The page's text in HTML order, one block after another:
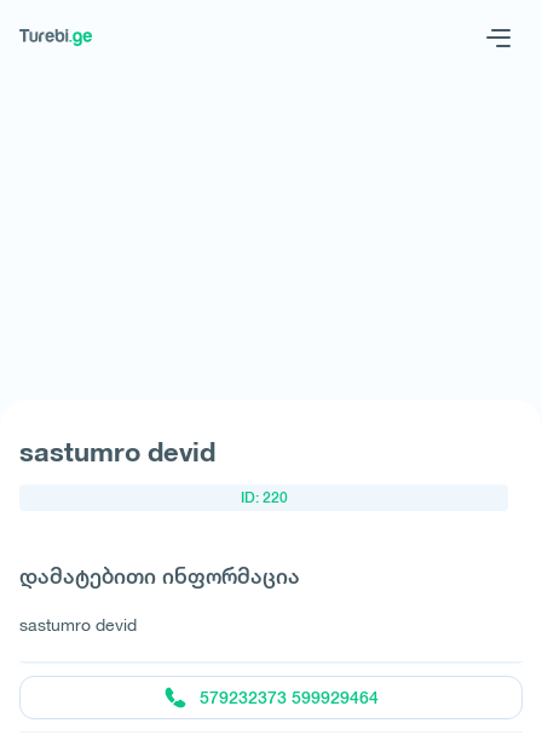
sastumro devid
ID: 220
დამატებითი ინფორმაცია
sastumro devid
579232373 599929464